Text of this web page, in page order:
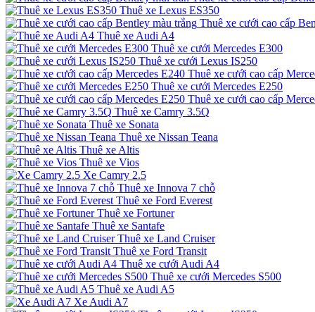
Thuê xe Lexus ES350
Thuê xe cưới cao cấp
Thuê xe Audi A4
Thuê xe cưới Mercedes E300
Thuê xe cưới Lexus IS250
Thuê xe cưới cao cấp
Thuê xe cưới Mercedes E250
Thuê xe cưới cao cấp
Thuê xe Camry 3.5Q
Thuê xe Sonata
Thuê xe Nissan Teana
Thuê xe Altis
Thuê xe Vios
Xe Camry 2.5
Thuê xe Innova 7 chỗ
Thuê xe Ford Everest
Thuê xe Fortuner
Thuê xe Santafe
Thuê xe Land Cruiser
Thuê xe Ford Transit
Thuê xe cưới Audi A4
Thuê xe cưới Mercedes S500
Thuê xe Audi A5
Xe Audi A7